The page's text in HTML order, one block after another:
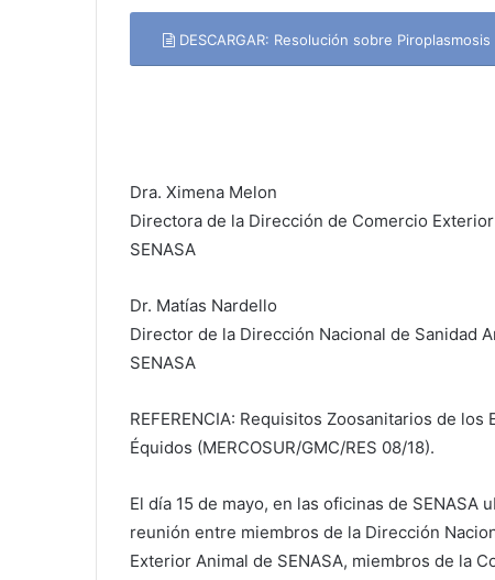
DESCARGAR: Resolución sobre Piroplasmosis
Dra. Ximena Melon
Directora de la Dirección de Comercio
SENASA
Dr. Matías Nardello
Director de la Dirección Nacional de Sanidad
SENASA
REFERENCIA: Requisitos Zoosanitarios de
Équidos (MERCOSUR/GMC/RES 08/18).
El día 15 de mayo, en las oficinas de SENASA
reunión entre miembros de la Dirección
Exterior Animal de SENASA, miembros de la